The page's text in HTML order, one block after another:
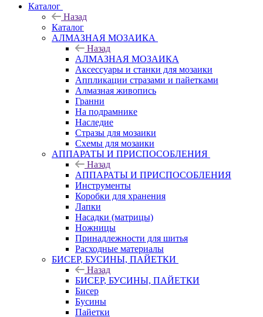
Каталог
Назад
Каталог
АЛМАЗНАЯ МОЗАИКА
Назад
АЛМАЗНАЯ МОЗАИКА
Аксессуары и станки для мозаики
Аппликации стразами и пайетками
Алмазная живопись
Гранни
На подрамнике
Наследие
Стразы для мозаики
Схемы для мозаики
АППАРАТЫ И ПРИСПОСОБЛЕНИЯ
Назад
АППАРАТЫ И ПРИСПОСОБЛЕНИЯ
Инструменты
Коробки для хранения
Лапки
Насадки (матрицы)
Ножницы
Принадлежности для шитья
Расходные материалы
БИСЕР, БУСИНЫ, ПАЙЕТКИ
Назад
БИСЕР, БУСИНЫ, ПАЙЕТКИ
Бисер
Бусины
Пайетки